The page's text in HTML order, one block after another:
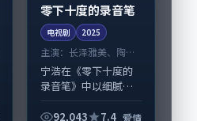
零下十度的录音笔
电视剧 2025
主演： 长泽雅美、陶虹
等
宁浩在《零下十度的
录音笔》中以细腻场
力，长泽雅美、陶虹
92,043 7.4 爱情